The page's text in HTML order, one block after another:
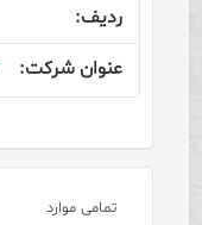
تمامی موارد